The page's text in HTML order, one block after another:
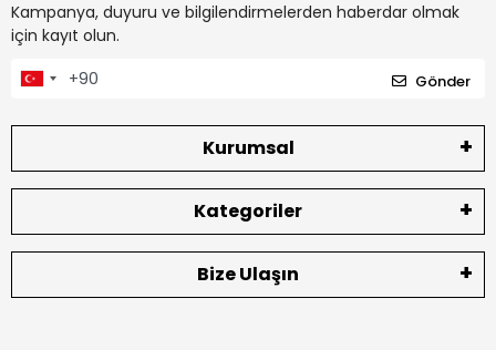
Kampanya, duyuru ve bilgilendirmelerden haberdar olmak
için kayıt olun.
Gönder
Kurumsal
Kategoriler
Bize Ulaşın